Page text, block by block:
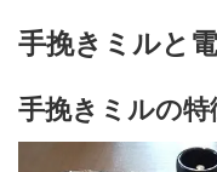
手挽きミルと
手挽きミルの特